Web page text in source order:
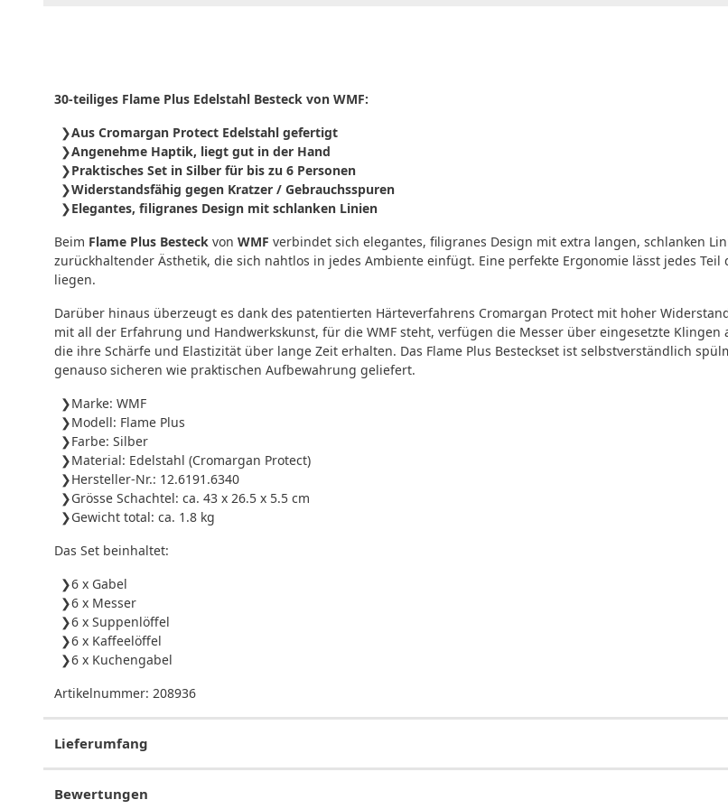
30-teiliges Flame Plus Edelstahl Besteck von WMF:
Aus Cromargan Protect Edelstahl gefertigt
Angenehme Haptik, liegt gut in der Hand
Praktisches Set in Silber für bis zu 6 Personen
Widerstandsfähig gegen Kratzer / Gebrauchsspuren
Elegantes, filigranes Design mit schlanken Linien
Beim Flame Plus Besteck von WMF verbindet sich elegantes, filigranes Design mit extra langen, schlanken
zurückhaltender Ästhetik, die sich nahtlos in jedes Ambiente einfügt. Eine perfekte Ergonomie lässt jedes
liegen.
Darüber hinaus überzeugt es dank des patentierten Härteverfahrens Cromargan Protect mit hoher
mit all der Erfahrung und Handwerkskunst, für die WMF steht, verfügen die Messer über eingesetzte
die ihre Schärfe und Elastizität über lange Zeit erhalten. Das Flame Plus Besteckset ist selbstverständlich
genauso sicheren wie praktischen Aufbewahrung geliefert.
Marke: WMF
Modell: Flame Plus
Farbe: Silber
Material: Edelstahl (Cromargan Protect)
Hersteller-Nr.: 12.6191.6340
Grösse Schachtel: ca. 43 x 26.5 x 5.5 cm
Gewicht total: ca. 1.8 kg
Das Set beinhaltet:
6 x Gabel
6 x Messer
6 x Suppenlöffel
6 x Kaffeelöffel
6 x Kuchengabel
Artikelnummer: 208936
Lieferumfang
Bewertungen